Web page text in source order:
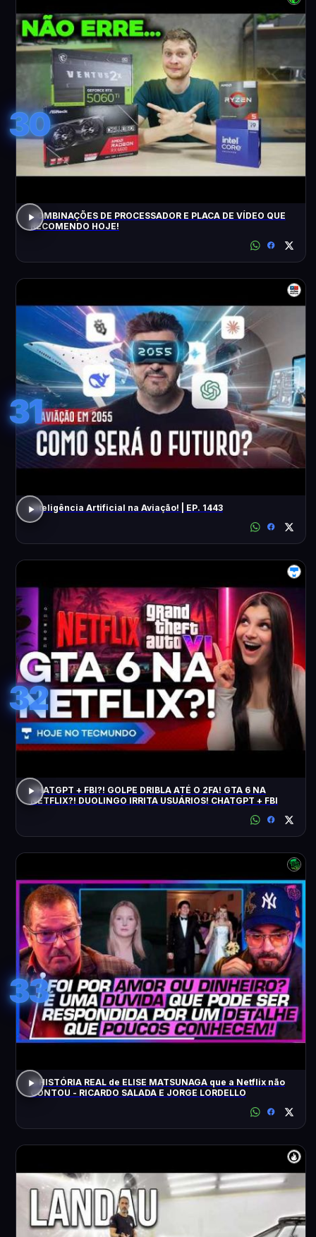
30
COMBINAÇÕES DE PROCESSADOR E PLACA DE VÍDEO QUE
RECOMENDO HOJE!
31
Inteligência Artificial na Aviação! | EP. 1443
32
CHATGPT + FBI?! GOLPE DRIBLA ATÉ O 2FA! GTA 6 NA
NETFLIX?! DUOLINGO IRRITA USUÁRIOS! CHATGPT + FBI
33
A HISTÓRIA REAL de ELISE MATSUNAGA que a Netflix não
CONTOU - RICARDO SALADA E JORGE LORDELLO